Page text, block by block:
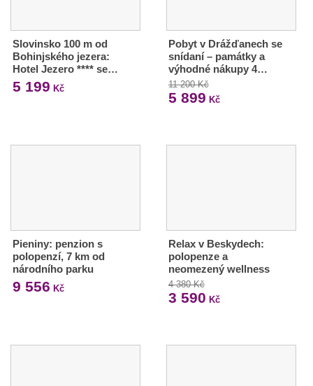
Slovinsko 100 m od
Bohinjského jezera:
Hotel Jezero **** se…
5 199 Kč
Pobyt v Drážďanech se
snídaní – památky a
výhodné nákupy 4…
11 200 Kč
5 899 Kč
Pieniny: penzion s
polopenzí, 7 km od
národního parku
9 556 Kč
Relax v Beskydech:
polopenze a
neomezený wellness
4 380 Kč
3 590 Kč